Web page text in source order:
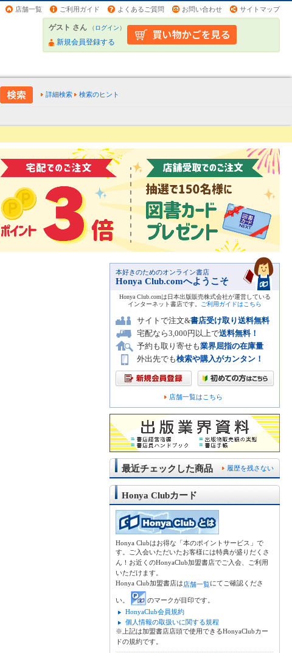
店舗一覧 ご利用ガイド よくあるご質問 お問い合わせ サイトマップ
ゲスト さん （ログイン）
新規会員登録する
詳細検索 検索のヒント
本好きのためのオンライン書店
Honya Club.comへようこそ
Honya Club.comは日本出版販売株式会社が運営している
インターネット書店です。
ご利用ガイドはこちら
サイトで注文&書店受け取り送料無料
宅配なら3,000円以上で送料無料！
予約も取り寄せも業界屈指の在庫量
外出先でも検索や購入がカンタン！
店舗一覧はこちら
履歴を残さない
最近チェックした商品
Honya Clubカード
Honya Clubはお得な「本のポイントサービス」で
す。ご入会いただいたお客様には特典が盛りだくさ
ん！お近くのHonyaClub加盟書店でご入会、ご利用
いただけます。
Honya Club加盟書店は店舗一覧にてご確認くださ
い。
のマークが目印です。
HonyaClub会員規約
個人情報の取扱いに関する規程
※上記は加盟書店店頭で使用できるHonyaClubカー
ドの規約です。